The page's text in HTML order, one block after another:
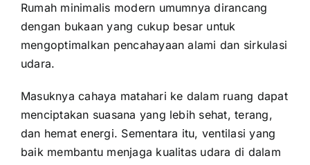
Rumah minimalis modern umumnya dirancang
dengan bukaan yang cukup besar untuk
mengoptimalkan pencahayaan alami dan sirkulasi
udara.
Masuknya cahaya matahari ke dalam ruang dapat
menciptakan suasana yang lebih sehat, terang,
dan hemat energi. Sementara itu, ventilasi yang
baik membantu menjaga kualitas udara di dalam